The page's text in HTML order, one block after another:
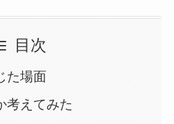
目次
た場面
考えてみた